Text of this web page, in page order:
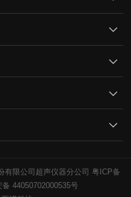
限公司超声仪器分公司
44050702000535号